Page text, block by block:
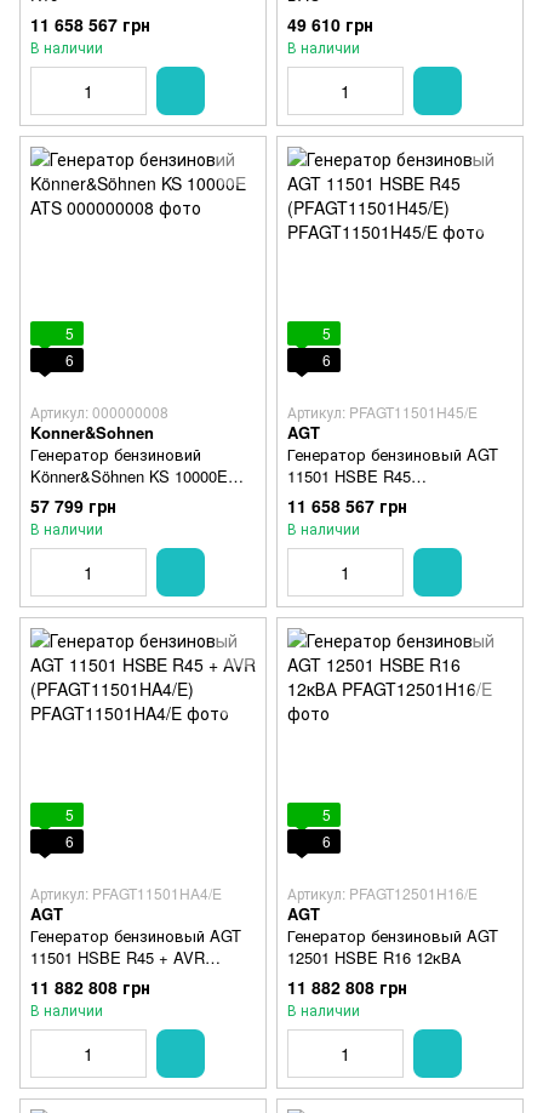
11 658 567 грн
В наличии
49 610 грн
В наличии
5
6
Артикул: 000000008
Konner&Sohnen
Генератор бензиновий
Könner&Söhnen KS 10000E
ATS
57 799 грн
В наличии
5
6
Артикул: PFAGT11501H45/E
AGT
Генератор бензиновый AGT
11501 HSBE R45
(PFAGT11501H45/E)
11 658 567 грн
В наличии
5
6
Артикул: PFAGT11501HA4/E
AGT
Генератор бензиновый AGT
11501 HSBE R45 + AVR
(PFAGT11501HA4/E)
11 882 808 грн
В наличии
5
6
Артикул: PFAGT12501H16/E
AGT
Генератор бензиновый AGT
12501 HSBE R16 12кВА
11 882 808 грн
В наличии